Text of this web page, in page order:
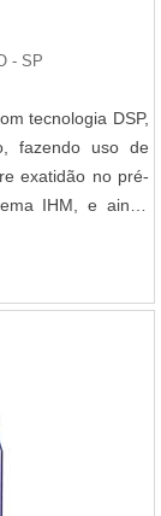
- SP
tecnologia DSP,
fazendo uso de
exatidão no pré-
IHM, e ainda
da rede,